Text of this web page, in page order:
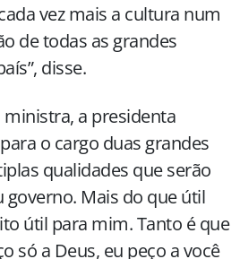
vez mais a cultura num
de todas as grandes
disse.
a presidenta
o cargo duas grandes
qualidades que serão
Mais do que útil
útil para mim. Tanto é que
só a Deus, eu peço a você